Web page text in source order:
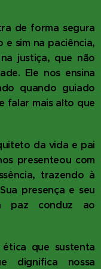
de forma segura
sim na paciência,
justiça, que não
Ele nos ensina
quando guiado
falar mais alto que
da vida e pai
presenteou com
trazendo à
presença e seu
paz conduz ao
que sustenta
dignifica nossa